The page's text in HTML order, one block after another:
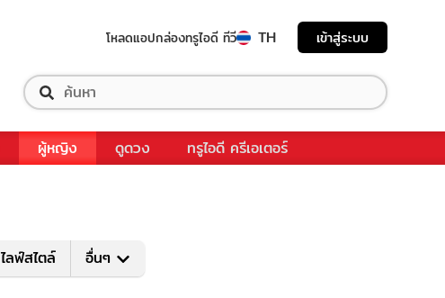
โหลดแอปกล่องทรูไอดี ทีวี TH เข้าสู่ระบบ
ผู้หญิง ดูดวง ทรูไอดี ครีเอเตอร์
ไลฟ์สไตล์ อื่นๆ